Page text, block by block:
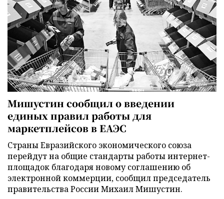
Мишустин сообщил о введении
единых правил работы для
маркетплейсов в ЕАЭС
Страны Евразийского экономического союза
перейдут на общие стандарты работы интернет-
площадок благодаря новому соглашению об
электронной коммерции, сообщил председатель
правительства России Михаил Мишустин.